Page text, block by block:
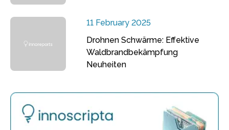
11 February 2025
Drohnen Schwärme: Effektive
Waldbrandbekämpfung
Neuheiten